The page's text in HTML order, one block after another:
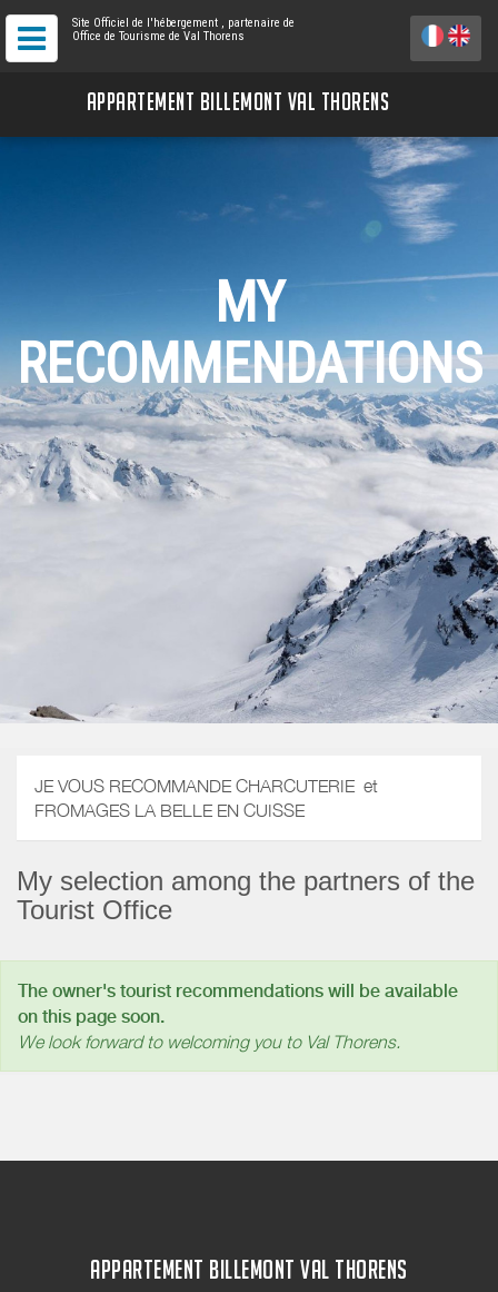
Site Officiel de l'hébergement , partenaire de
Office de Tourisme de Val Thorens
APPARTEMENT BILLEMONT VAL THORENS
MY
RECOMMENDATIONS
JE VOUS RECOMMANDE CHARCUTERIE et
FROMAGES LA BELLE EN CUISSE
My selection among the partners of the
Tourist Office
The owner's tourist recommendations will be available
on this page soon.
We look forward to welcoming you to Val Thorens.
APPARTEMENT BILLEMONT VAL THORENS